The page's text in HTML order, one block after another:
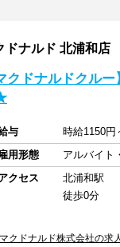
ドナルド 北浦和店
クドナルドクル
与
時給1150円
用形態
アルバイト
クセス
北浦和駅
徒歩0分
クドナルド株式会社の求